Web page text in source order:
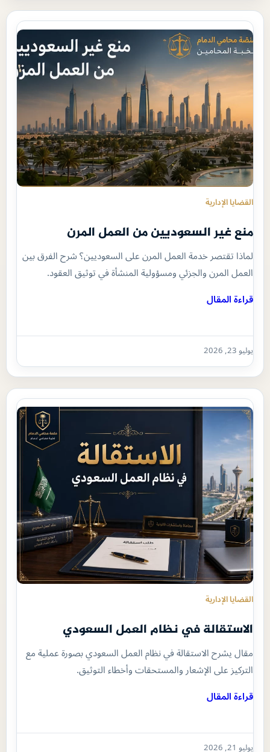
القضايا الإدارية
منع غير السعوديين من العمل المرن
لماذا تقتصر خدمة العمل المرن على السعوديين؟ شرح الفرق بين
العمل المرن والجزئي ومسؤولية المنشأة في توثيق العقود.
قراءة المقال
يوليو 23, 2026
القضايا الإدارية
الاستقالة في نظام العمل السعودي
مقال يشرح الاستقالة في نظام العمل السعودي بصورة عملية مع
التركيز على الإشعار والمستحقات وأخطاء التوثيق.
قراءة المقال
يوليو 21, 2026